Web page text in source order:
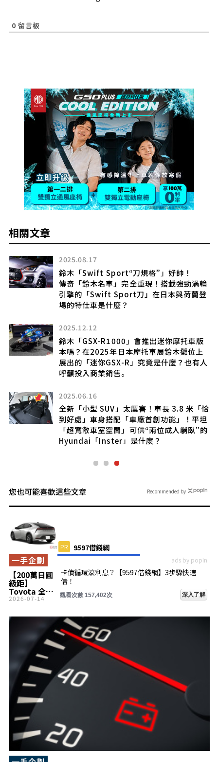
0 留言板
相關文章
2025.08.17
鈴木「Swift Sport“刀規格”」好帥！
傳奇「鈴木名車」完全重現！搭載強勁渦輪
引擎的「Swift Sport刀」在日本與荷蘭登
場的特仕車是什麼？
2025.12.12
鈴木「GSX-R1000」會推出迷你摩托車版
本嗎？在2025年日本摩托車展鈴木攤位上
展出的「迷你GSX-R」究竟是什麼？也有人
呼籲投入商業銷售。
2025.06.16
全新「小型 SUV」太厲害！車長 3.8 米「恰
到好處」車身搭配「車廠首創功能」！平坦
「超寬敞車室空間」可供“兩位成人躺臥”的
Hyundai「Inster」是什麼？
您也可能喜歡這些文章
【200萬日圓
級距】
Toyota 全新
「5人座掀背
頂級車型「便
宜184萬日
圓」，卻是最
省油版本，1
公升可行駛
「32.6公
里」！擁有
「寬敞行李
廂」且實用性
佳，最便宜的
「Prius」車
型受到關注！
一手企劃
2026-07-14
PR 9597借錢網
ads by popIn
卡債循環滾利息？【9597借錢網】3步驟快速
借！
觀看次數 157,402次 深入了解
Recommended by